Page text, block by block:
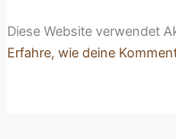
Diese Website verwendet
Erfahre, wie deine